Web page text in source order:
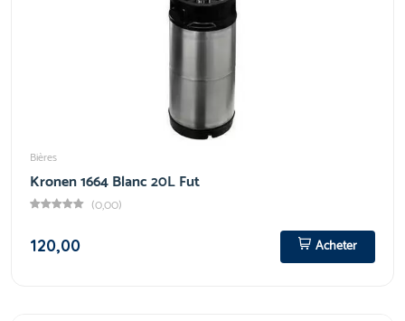
Bières
Kronen 1664 Blanc 20L Fut
(0,00)
120,00
Acheter